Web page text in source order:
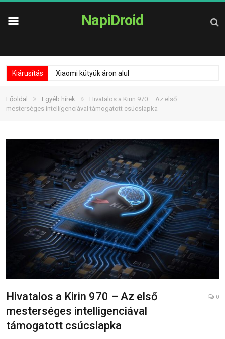
NapiDroid
Kiárusítás Xiaomi kütyük áron alul
Főoldal » Egyéb hírek »
Hivatalos a Kirin 970 – Az első
mesterséges intelligenciával támogatott csúcslapka
Hivatalos a Kirin 970 – Az első
mesterséges intelligenciával
támogatott csúcslapka
0